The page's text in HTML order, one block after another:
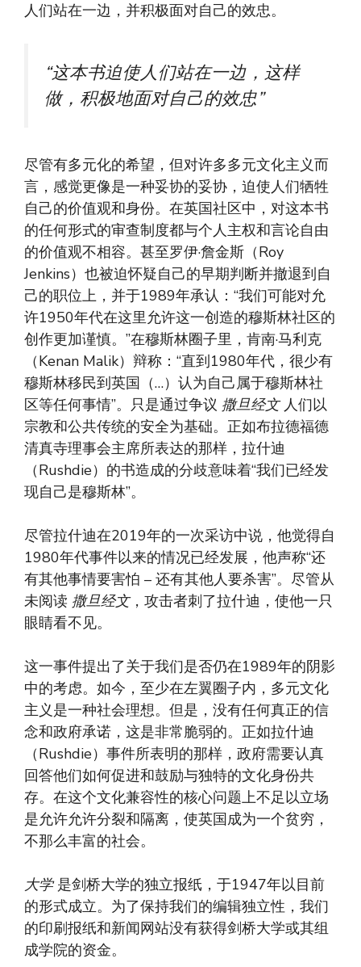
人们站在一边，并积极面对自己的效忠。
“这本书迫使人们站在一边，这样
做，积极地面对自己的效忠”
尽管有多元化的希望，但对许多多元文化主义而
言，感觉更像是一种妥协的妥协，迫使人们牺牲
自己的价值观和身份。在英国社区中，对这本书
的任何形式的审查制度都与个人主权和言论自由
的价值观不相容。甚至罗伊·詹金斯（Roy
Jenkins）也被迫怀疑自己的早期判断并撤退到自
己的职位上，并于1989年承认：“我们可能对允
许1950年代在这里允许这一创造的穆斯林社区的
创作更加谨慎。”在穆斯林圈子里，肯南·马利克
（Kenan Malik）辩称：“直到1980年代，很少有
穆斯林移民到英国（…）认为自己属于穆斯林社
区等任何事情”。只是通过争议 撒旦经文人们以
宗教和公共传统的安全为基础。正如布拉德福德
清真寺理事会主席所表达的那样，拉什迪
（Rushdie）的书造成的分歧意味着“我们已经发
现自己是穆斯林”。
尽管拉什迪在2019年的一次采访中说，他觉得自
1980年代事件以来的情况已经发展，他声称“还
有其他事情要害怕 – 还有其他人要杀害”。尽管从
未阅读 撒旦经文，攻击者刺了拉什迪，使他一只
眼睛看不见。
这一事件提出了关于我们是否仍在1989年的阴影
中的考虑。如今，至少在左翼圈子内，多元文化
主义是一种社会理想。但是，没有任何真正的信
念和政府承诺，这是非常脆弱的。正如拉什迪
（Rushdie）事件所表明的那样，政府需要认真
回答他们如何促进和鼓励与独特的​​文化身份共
存。在这个文化兼容性的核心问题上不足以立场
是允许允许分裂和隔离，使英国成为一个贫穷，
不那么丰富的社会。
大学是剑桥大学的独立报纸，于1947年以目前
的形式成立。为了保持我们的编辑独立性，我们
的印刷报纸和新闻网站没有获得剑桥大学或其组
成学院的资金。